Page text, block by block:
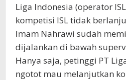
Liga Indonesia (operator
kompetisi ISL tidak
Imam Nahrawi sudah
dijalankan di bawah
Hanya saja, petinggi PT
ngotot mau melanjutkan